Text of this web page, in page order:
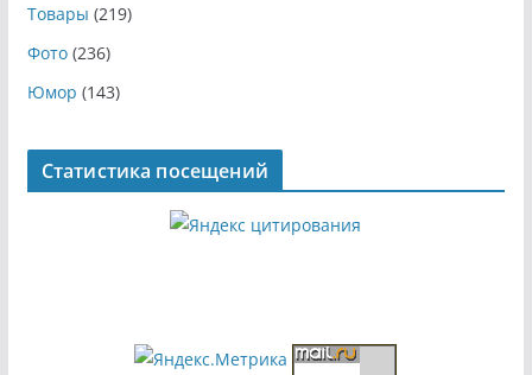
Товары (219)
Фото(236)
Юмор (143)
Статистика посещений